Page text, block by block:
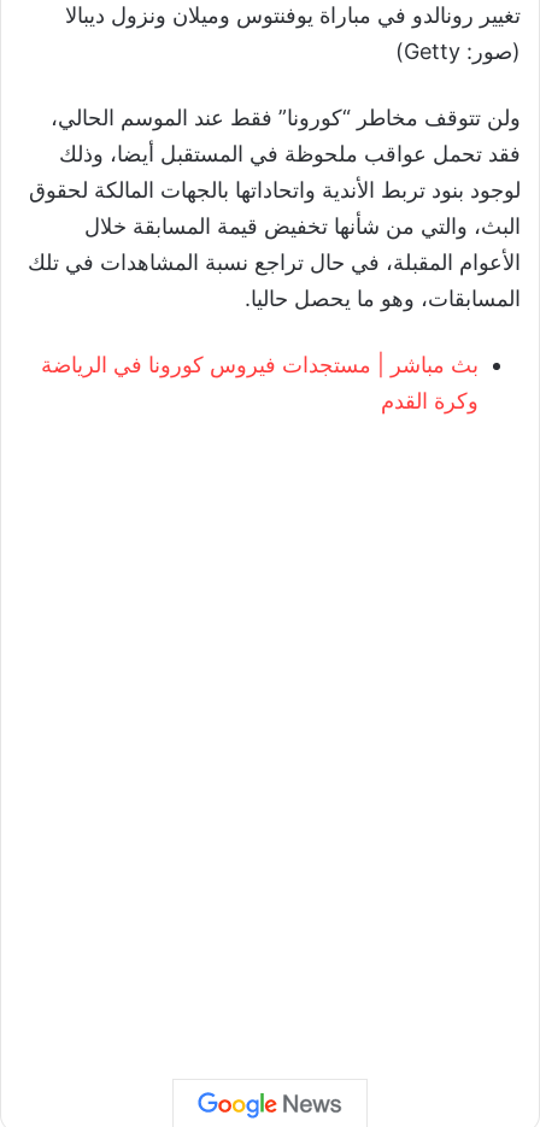
تغيير رونالدو في مباراة يوفنتوس وميلان ونزول ديبالا
(صور: Getty)
ولن تتوقف مخاطر “كورونا” فقط عند الموسم الحالي،
فقد تحمل عواقب ملحوظة في المستقبل أيضا، وذلك
لوجود بنود تربط الأندية واتحاداتها بالجهات المالكة لحقوق
البث، والتي من شأنها تخفيض قيمة المسابقة خلال
الأعوام المقبلة، في حال تراجع نسبة المشاهدات في تلك
المسابقات، وهو ما يحصل حاليا.
بث مباشر | مستجدات فيروس كورونا في الرياضة
وكرة القدم